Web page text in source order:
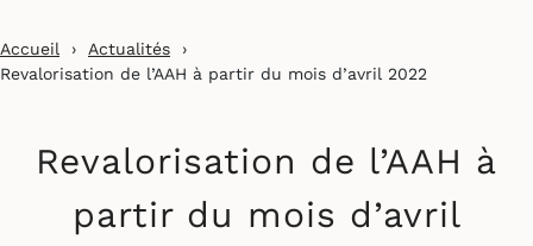
Accueil › Actualités
›
Revalorisation de l’AAH à partir du mois d’avril 2022
Revalorisation de l’AAH à
partir du mois d’avril